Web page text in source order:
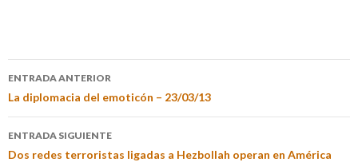
ENTRADA ANTERIOR
La diplomacia del emoticón – 23/03/13
ENTRADA SIGUIENTE
Dos redes terroristas ligadas a Hezbollah operan en América